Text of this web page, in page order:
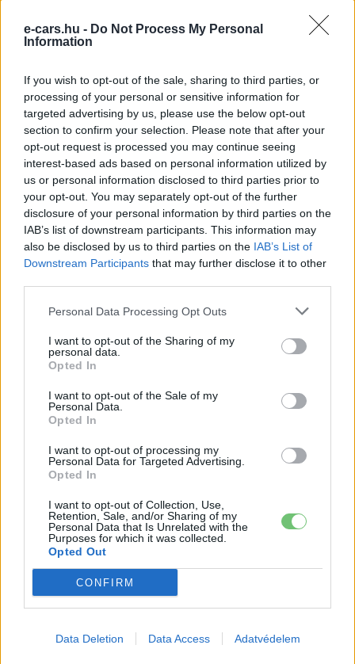
e-cars.hu - Do Not Process My Personal
Information
If you wish to opt-out of the sale, sharing to third parties, or
processing of your personal or sensitive information for
targeted advertising by us, please use the below opt-out
section to confirm your selection. Please note that after your
opt-out request is processed you may continue seeing
interest-based ads based on personal information utilized by
us or personal information disclosed to third parties prior to
your opt-out. You may separately opt-out of the further
disclosure of your personal information by third parties on the
IAB’s list of downstream participants. This information may
also be disclosed by us to third parties on the IAB’s List of
Downstream Participants that may further disclose it to other
Personal Data Processing Opt Outs
I want to opt-out of the Sharing of my
personal data.
Opted In
I want to opt-out of the Sale of my
Personal Data.
Opted In
I want to opt-out of processing my
Personal Data for Targeted Advertising.
Opted In
I want to opt-out of Collection, Use,
Retention, Sale, and/or Sharing of my
Personal Data that Is Unrelated with the
Purposes for which it was collected.
Opted Out
CONFIRM
Data Deletion Data Access Adatvédelem
Kövesd az e-cars.hu-t a Facebookon is, további
CÍMKÉK Elektromos autó Közvéleménykutatás
Nissan
Váltás
e-cars.hu
Elektromosan közlekedsz, vagy a váltáson töprengsz?
foglalkoztatnak a legújabb fejlesztések az elektromosság és a
fenntarthatóság területén? Akkor jó helyen jársz!
KAPCSOLÓDÓ CIKKEK TÖBB A SZERZŐTŐL
Elektromos
Kína szigorú határt szabott: legfeljebb
5% lehet a hiba az elektromos autók